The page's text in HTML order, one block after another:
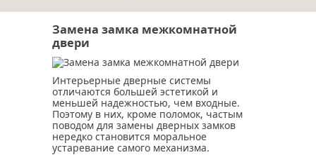
Замена замка межкомнатной
двери
Интерьерные дверные системы
отличаются большей эстетикой и
меньшей надежностью, чем входные.
Поэтому в них, кроме поломок, частым
поводом для замены дверных замков
нередко становится моральное
устаревание самого механизма.